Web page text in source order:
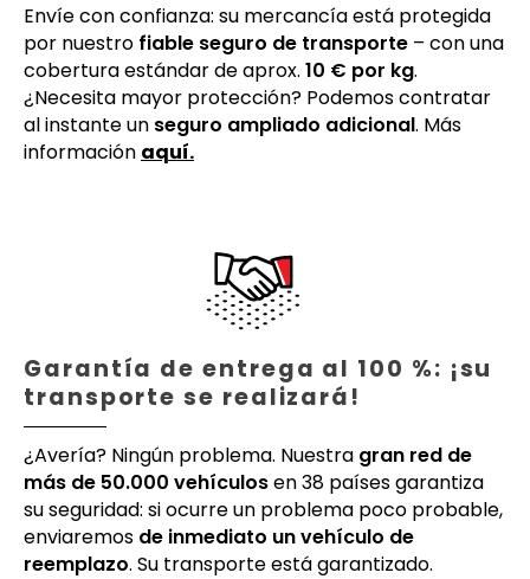
Envíe con confianza: su mercancía está protegida
por nuestro fiable seguro de transporte – con una
cobertura estándar de aprox. 10 € por kg.
¿Necesita mayor protección? Podemos contratar
al instante un seguro ampliado adicional. Más
información aquí.
Garantía de entrega al 100 %: ¡su
transporte se realizará!
¿Avería? Ningún problema. Nuestra gran red de
más de 50.000 vehículosen 38 países garantiza
su seguridad: si ocurre un problema poco probable,
enviaremos de inmediato un vehículo de
reemplazo. Su transporte está garantizado.